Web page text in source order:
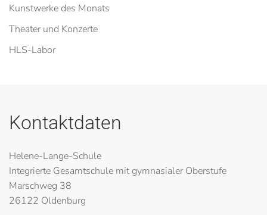
Kunstwerke des Monats
Theater und Konzerte
HLS-Labor
Kontaktdaten
Helene-Lange-Schule
Integrierte Gesamtschule mit gymnasialer Oberstufe
Marschweg 38
26122 Oldenburg